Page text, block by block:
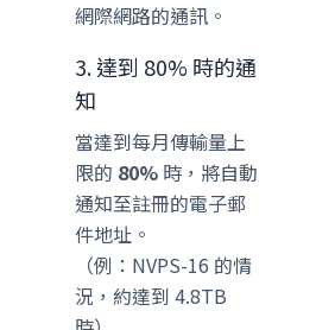
網際網路的通訊。
3. 達到 80% 時的通
知
當達到每月傳輸量上
限的 80% 時，將自動
通知至註冊的電子郵
件地址。
（例：NVPS-16 的情
況，約達到 4.8TB